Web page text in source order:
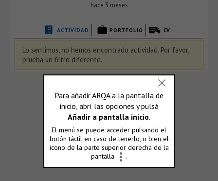
hace 3 meses
ACTIVIDAD PORTFOLIO CV
Lo sentimos, no hemos encontrado actividad. Por favor,
prueba un filtro diferente.